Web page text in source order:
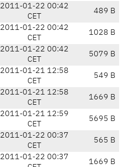
2011-01-22 00:42
CET
489 B
2011-01-22 00:42
CET
1028 B
2011-01-22 00:42
CET
5079 B
2011-01-21 12:58
CET
549 B
2011-01-21 12:58
CET
1669 B
2011-01-21 12:59
CET
5695 B
2011-01-22 00:37
CET
565 B
2011-01-22 00:37
1669 B